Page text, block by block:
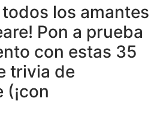
todos los amantes
Pon a prueba
con estas 35
trivia de
(¡con